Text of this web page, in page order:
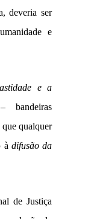
deveria ser
e
e a
bandeiras
qualquer
à difusão da
de Justiça